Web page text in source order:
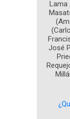
Lama
José